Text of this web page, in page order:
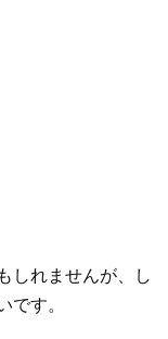
しれませんが、し
す。